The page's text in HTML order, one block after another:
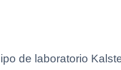
de laboratorio